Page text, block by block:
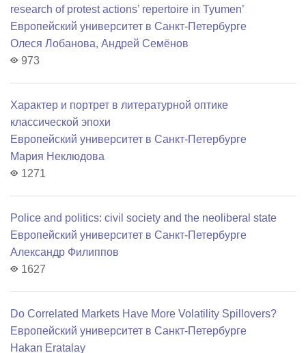
research of protest actions’ repertoire in Tyumen’
Европейский университет в Санкт-Петербурге
Олеся Лобанова, Андрей Семёнов
973
Характер и портрет в литературной оптике
классической эпохи
Европейский университет в Санкт-Петербурге
Мария Неклюдова
1271
Police and politics: civil society and the neoliberal state
Европейский университет в Санкт-Петербурге
Александр Филиппов
1627
Do Correlated Markets Have More Volatility Spillovers?
Европейский университет в Санкт-Петербурге
Hakan Eratalay